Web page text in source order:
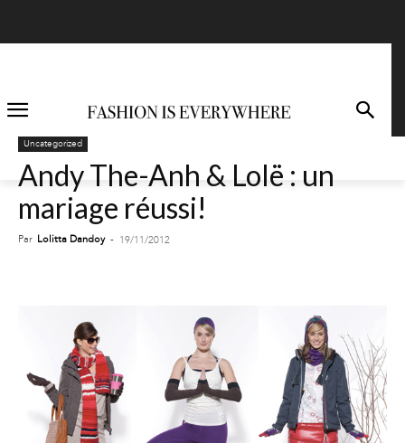
Uncategorized
Andy The-Anh & Lolë : un
mariage réussi!
Par Lolitta Dandoy - 19/11/2012